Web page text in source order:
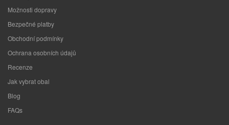
Možnosti dopravy
Bezpečné platby
Obchodní podmínky
Ochrana osobních údajů
Recenze
Jak vybrat obal
Blog
FAQs